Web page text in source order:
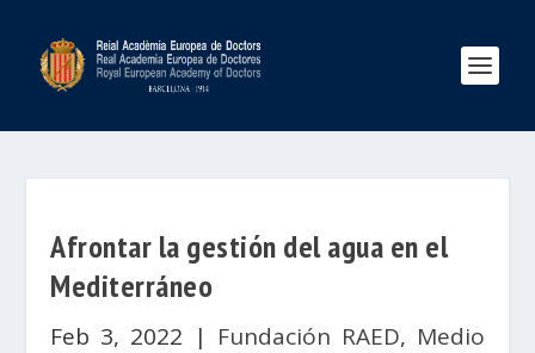
Afrontar la gestión del agua en el
Mediterráneo
Feb 3, 2022 | Fundación RAED, Medio